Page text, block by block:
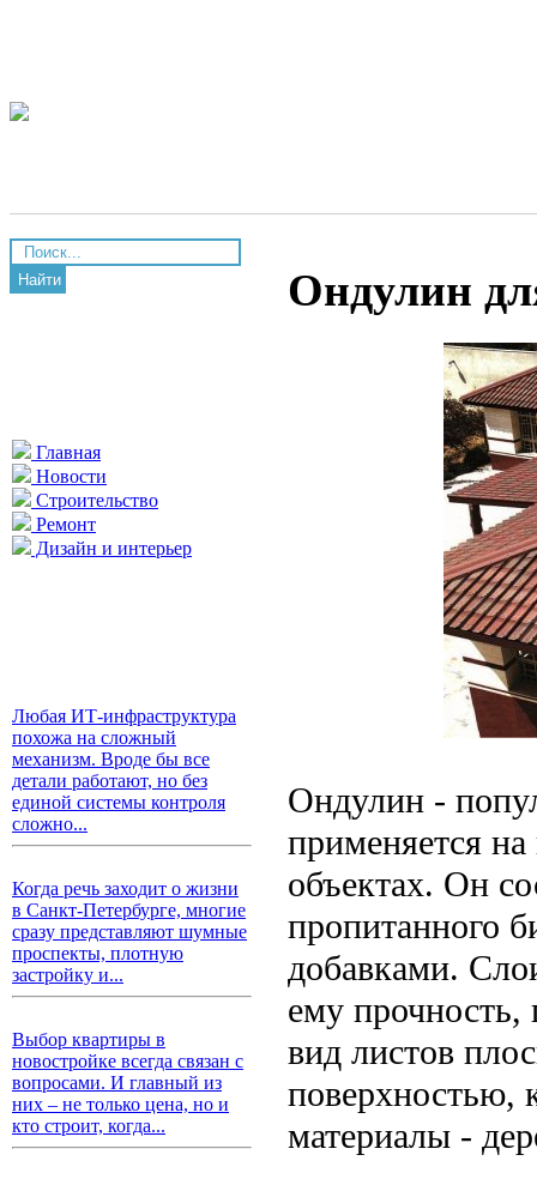
Найти
Главная
Новости
Строительство
Ремонт
Дизайн и интерьер
Любая ИТ-инфраструктура
похожа на сложный
механизм. Вроде бы все
детали работают, но без
единой системы контроля
сложно...
Когда речь заходит о жизни
в Санкт-Петербурге, многие
сразу представляют шумные
проспекты, плотную
застройку и...
Выбор квартиры в
новостройке всегда связан с
вопросами. И главный из
них – не только цена, но и
кто строит, когда...
Ондулин
Ондулин -
применяется
объектах. Он
пропитанного
добавками.
ему прочность,
вид листов
поверхностью,
материалы -